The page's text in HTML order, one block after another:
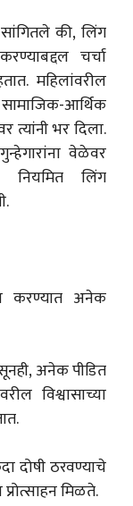
सांगितले की, लिंग
चर्चा
महिलांवरील
आर्थिक
त्यांनी भर दिला.
वेळेवर
नियमित लिंग
करण्यात अनेक
अनेक पीडित
विश्वासाच्या
दोषी ठरवण्याचे
मिळते.